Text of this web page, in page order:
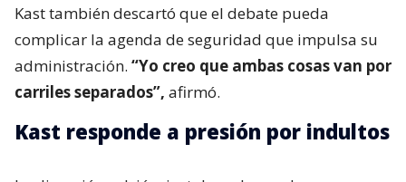
Kast también descartó que el debate pueda
complicar la agenda de seguridad que impulsa su
administración. “Yo creo que ambas cosas van por
carriles separados”, afirmó.
Kast responde a presión por indultos